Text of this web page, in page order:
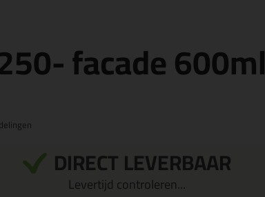
facade 600ml
DIRECT LEVERBAAR
Levertijd controleren...